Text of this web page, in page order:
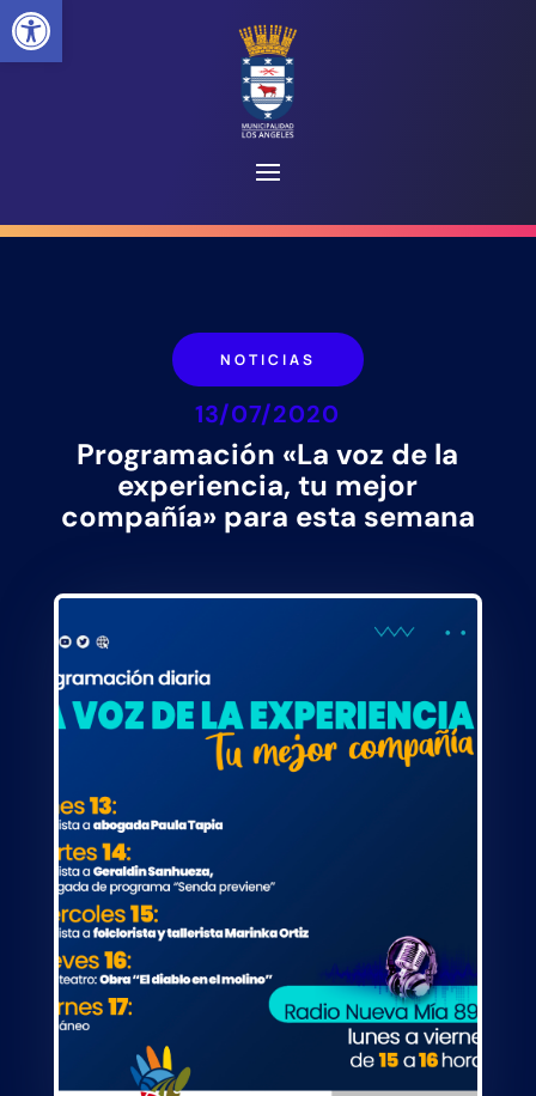
NOTICIAS
13/07/2020
Programación «La voz de la
experiencia, tu mejor
compañía» para esta semana